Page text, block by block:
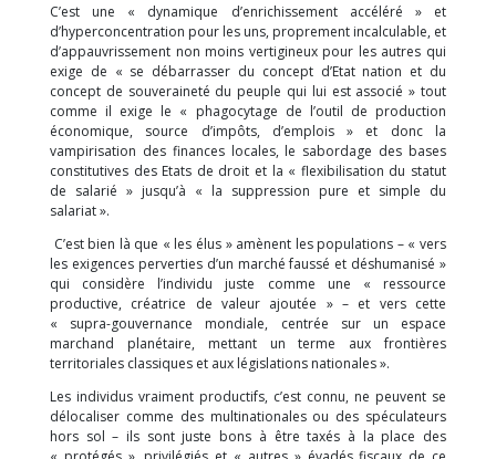
C’est une « dynamique d’enrichissement accéléré » et
d’hyperconcentration pour les uns, proprement incalculable, et
d’appauvrissement non moins vertigineux pour les autres qui
exige de « se débarrasser du concept d’Etat nation et du
concept de souveraineté du peuple qui lui est associé » tout
comme il exige le « phagocytage de l’outil de production
économique, source d’impôts, d’emplois » et donc la
vampirisation des finances locales, le sabordage des bases
constitutives des Etats de droit et la « flexibilisation du statut
de salarié » jusqu’à « la suppression pure et simple du
salariat ».
C’est bien là que « les élus » amènent les populations – « vers
les exigences perverties d’un marché faussé et déshumanisé »
qui considère l’individu juste comme une « ressource
productive, créatrice de valeur ajoutée » – et vers cette
« supra-gouvernance mondiale, centrée sur un espace
marchand planétaire, mettant un terme aux frontières
territoriales classiques et aux législations nationales ».
Les individus vraiment productifs, c’est connu, ne peuvent se
délocaliser comme des multinationales ou des spéculateurs
hors sol – ils sont juste bons à être taxés à la place des